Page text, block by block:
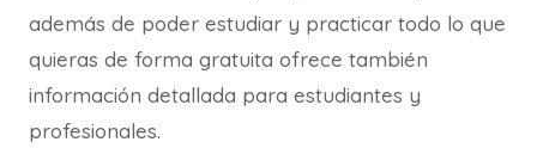
además de poder estudiar y practicar todo lo que
quieras de forma gratuita ofrece también
información detallada para estudiantes y
profesionales.